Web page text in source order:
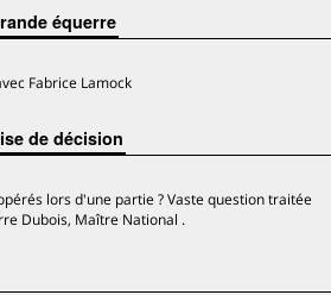
équerre
Fabrice Lamock
de décision
lors d'une partie ? Vaste question traitée
Dubois, Maître National .